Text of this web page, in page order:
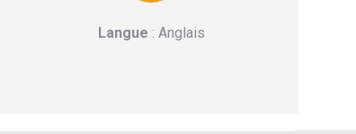
Langue : Anglais